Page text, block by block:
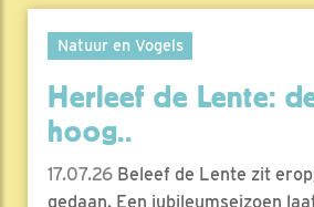
Natuur en Vogels
Herleef de Lente:
hoog..
17.07.26 Beleef de Lente zit
gedaan. Een jubileumseizoen